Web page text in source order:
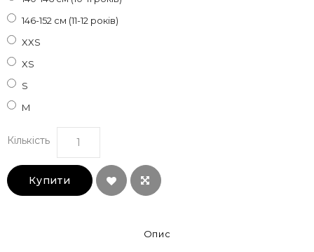
146-152 см (11-12 років)
XXS
XS
S
M
Кількість
Купити
Опис